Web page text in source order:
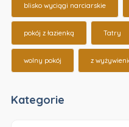
blisko wyciągi narciarskie
pokój z łazienką Tatry
wolny pokój z
Kategorie